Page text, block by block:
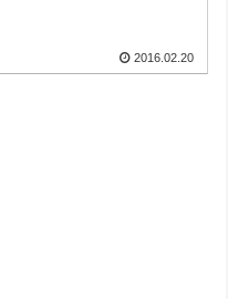
2016.02.20